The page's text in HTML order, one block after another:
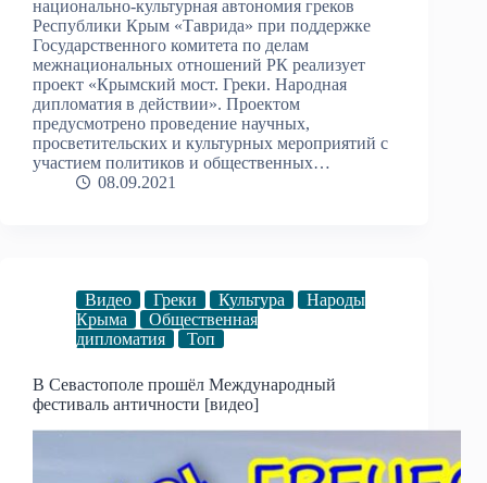
национально-культурная автономия греков
Республики Крым «Таврида» при поддержке
Государственного комитета по делам
межнациональных отношений РК реализует
проект «Крымский мост. Греки. Народная
дипломатия в действии». Проектом
предусмотрено проведение научных,
просветительских и культурных мероприятий с
участием политиков и общественных…
08.09.2021
Видео Греки Культура
Народы
Крыма
Общественная
дипломатия
Топ
В Севастополе прошёл Международный
фестиваль античности [видео]